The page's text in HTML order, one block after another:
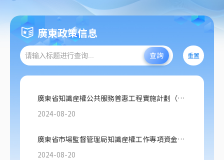
廣東政策信息
查詢 重置
廣東省知識産權公共服務普惠工程實施計劃（2023—2025年）
2024-08-20
廣東省市場監督管理局知識産權工作專項資金管理細則
2024-08-20